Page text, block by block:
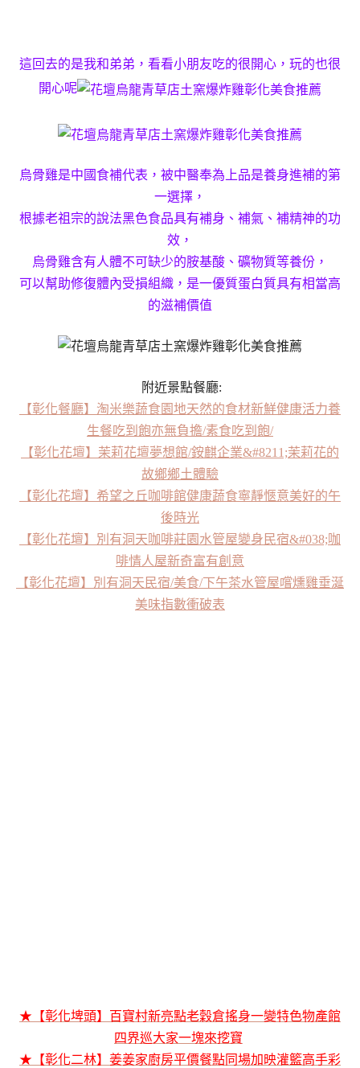
這回去的是我和弟弟，看看小朋友吃的很開心，玩的也很
開心呢
烏骨雞是中國食補代表，被中醫奉為上品是養身進補的第
一選擇，
根據老祖宗的說法黑色食品具有補身、補氣、補精神的功
效，
烏骨雞含有人體不可缺少的胺基酸、礦物質等養份，
可以幫助修復體內受損組織，是一優質蛋白質具有相當高
的滋補價值
附近景點餐廳:
【彰化餐廳】淘米樂蔬食園地天然的食材新鮮健康活力養
生餐吃到飽亦無負擔/素食吃到飽/
【彰化花壇】茉莉花壇夢想館/銨麒企業&#8211;茉莉花的
故鄉鄉土體驗
【彰化花壇】希望之丘咖啡館健康蔬食寧靜愜意美好的午
後時光
【彰化花壇】別有洞天咖啡莊園水管屋變身民宿&#038;咖
啡情人屋新奇富有創意
【彰化花壇】別有洞天民宿/美食/下午茶水管屋嚐燻雞垂涎
美味指數衝破表
★【彰化埤頭】百寶村新亮點老穀倉搖身一變特色物產館
四界巡大家一塊來挖寶
★【彰化二林】姜姜家廚房平價餐點同場加映灌籃高手彩